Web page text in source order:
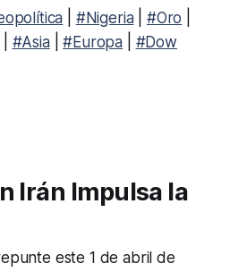
#Nigeria| #Oro
#Asia|#Europa
#Dow
Irán Impulsa la
este 1 de abril de